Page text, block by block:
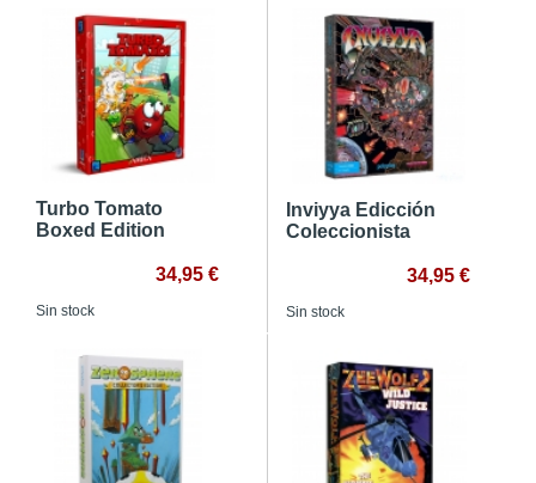
Turbo Tomato
Boxed Edition
34,95 €
Sin stock
Inviyya Edicción
Coleccionista
34,95 €
Sin stock